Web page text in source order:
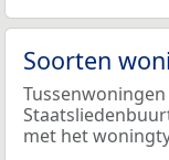
Soorten
met het